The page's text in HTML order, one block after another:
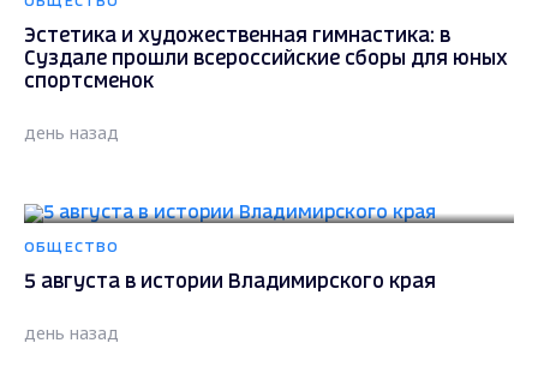
Эстетика и художественная гимнастика: в
Суздале прошли всероссийские сборы для юных
спортсменок
день назад
ОБЩЕСТВО
5 августа в истории Владимирского края
день назад